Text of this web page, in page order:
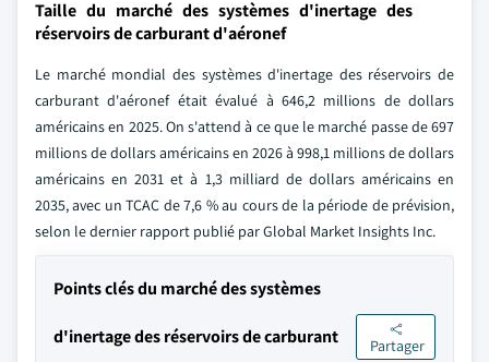
Taille du marché des systèmes d'inertage des
réservoirs de carburant d'aéronef
Le marché mondial des systèmes d'inertage des réservoirs de
carburant d'aéronef était évalué à 646,2 millions de dollars
américains en 2025. On s'attend à ce que le marché passe de 697
millions de dollars américains en 2026 à 998,1 millions de dollars
américains en 2031 et à 1,3 milliard de dollars américains en
2035, avec un TCAC de 7,6 % au cours de la période de prévision,
selon le dernier rapport publié par Global Market Insights Inc.
Points clés du marché des systèmes
d'inertage des réservoirs de carburant Partager